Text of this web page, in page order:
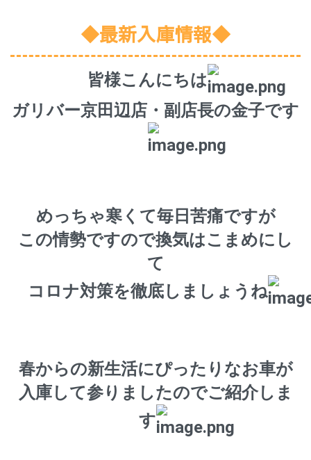
◆最新入庫情報◆
皆様こんにちは
ガリバー京田辺店・副店長の金子です
めっちゃ寒くて毎日苦痛ですが
この情勢ですので換気はこまめにし
て
コロナ対策を徹底しましょうね
春からの新生活にぴったりなお車が
入庫して参りましたのでご紹介しま
す